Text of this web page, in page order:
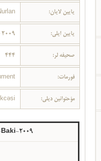
یایین لایان:
یایین ایلی: 2009 (میلادی)
صحیفه لر: 444
فورمات:
مؤحتوانین دیلی:
2009